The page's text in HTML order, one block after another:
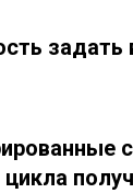
задать